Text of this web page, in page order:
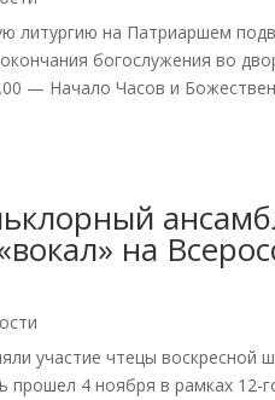
литургию на Патриаршем
богослужения во
— Начало Часов и
на
участие чтецы
прошел 4 ноября в рамках 12-